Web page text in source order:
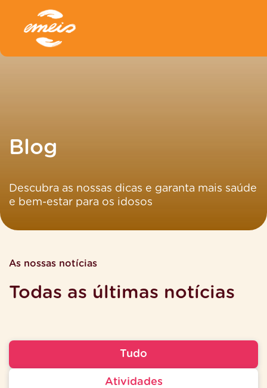
Blog
Descubra as nossas dicas e garanta mais saúde
e bem-estar para os idosos
As nossas notícias
Todas as últimas notícias
Tudo
Atividades